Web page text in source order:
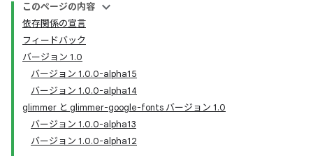
このページの内容
依存関係の宣言
フィードバック
バージョン 1.0
バージョン 1.0.0-alpha15
バージョン 1.0.0-alpha14
glimmer と glimmer-google-fonts バージョン 1.0
バージョン 1.0.0-alpha13
バージョン 1.0.0-alpha12